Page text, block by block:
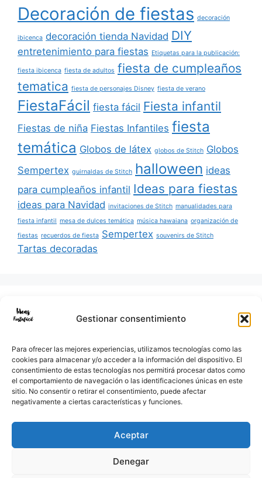
Gestionar consentimiento
Para ofrecer las mejores experiencias, utilizamos tecnologías como las
cookies para almacenar y/o acceder a la información del dispositivo. El
consentimiento de estas tecnologías nos permitirá procesar datos como
el comportamiento de navegación o las identificaciones únicas en este
sitio. No consentir o retirar el consentimiento, puede afectar
negativamente a ciertas características y funciones.
Aceptar
Denegar
Decoración de fiestas decoración
ibicenca decoración tienda Navidad DIY
entretenimiento para fiestas Etiquetas para la publicación:
fiesta ibicenca fiesta de adultos fiesta de cumpleaños
tematica fiesta de personajes Disney fiesta de verano
FiestaFácil fiesta fácil Fiesta infantil
Fiestas de niña Fiestas Infantiles fiesta
temática Globos de látex globos de Stitch Globos
Sempertex guirnaldas de Stitch halloween ideas
para cumpleaños infantil Ideas para fiestas
ideas para Navidad invitaciones de Stitch manualidades para
fiesta infantil mesa de dulces temática música hawaiana organización de
fiestas recuerdos de fiesta Sempertex souvenirs de Stitch
Tartas decoradas
Buscar:
Facebook
Instagram
Correo electrónico
WhatsApp
Ver la tienda Online fiestafacil.com